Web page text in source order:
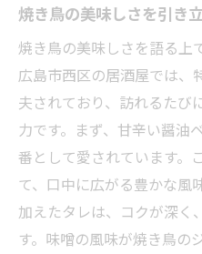
鮮度抜群の魚介と
旬の食材を活か
家族で過ごす特別な
の居酒屋
家族みんなで楽
子供も楽しめる
家族でシェアす
家族で過ごす居
焼き鳥の美味しさを引き
焼き鳥の美味しさを語る上
広島市西区の居酒屋では、
夫されており、訪れるたび
力です。まず、甘辛い醤油
番として愛されています。
て、口中に広がる豊かな風
加えたタレは、コクが深く
す。味噌の風味が焼き鳥の